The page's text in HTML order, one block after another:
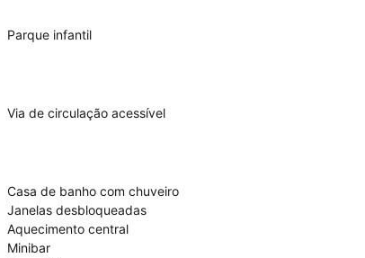
Parque infantil
Via de circulação acessível
Casa de banho com chuveiro
Janelas desbloqueadas
Aquecimento central
Minibar